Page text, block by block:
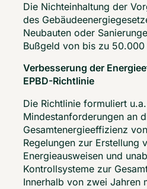
Die Nichteinhaltung der
des
Neubauten oder
Bußgeld von bis zu 50.000
Verbesserung der
EPBD-Richtlinie
Die Richtlinie formuliert u.a.
Mindestanforderungen an
Gesamtenergieeffizienz
Regelungen zur Erstellung
Energieausweisen und
Kontrollsysteme zur
Innerhalb von zwei Jahren